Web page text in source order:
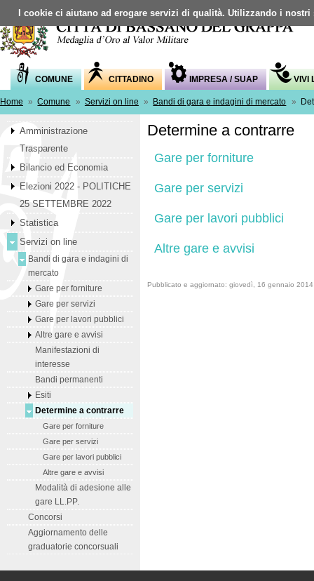
COMUNE CITTADINO IMPRESA / SUAP VIVI
Home » Comune » Servizi on line » Bandi di gara e indagini di mercato »
Amministrazione
Trasparente
Bilancio ed Economia
Elezioni 2022 - POLITICHE
25 SETTEMBRE 2022
Statistica
Servizi on line
Bandi di gara e indagini di
mercato
Gare per forniture
Gare per servizi
Gare per lavori pubblici
Altre gare e avvisi
Manifestazioni di
interesse
Bandi permanenti
Esiti
Determine a contrarre
Gare per forniture
Gare per servizi
Gare per lavori pubblici
Altre gare e avvisi
Modalità di adesione alle
gare LL.PP.
Concorsi
Aggiornamento delle
graduatorie concorsuali
Determine a contrarre
Gare per forniture
Gare per servizi
Gare per lavori pubblici
Altre gare e avvisi
Pubblicato e aggiornato: giovedì, 16 gennaio 2014
I cookie ci aiutano ad erogare servizi di qualità. Utilizzando i